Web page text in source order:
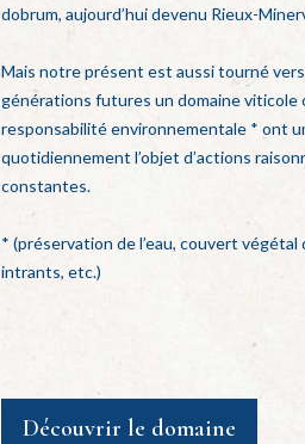
dobrum, aujourd’hui devenu Rieux-
Mais notre présent est aussi tourné
générations futures un domaine viticole
responsabilité environnementale * ont
quotidiennement l’objet d’actions
constantes.
* (préservation de l’eau, couvert
intrants, etc.)
Découvrir le domaine